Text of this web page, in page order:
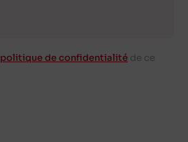
politique de confidentialité de ce